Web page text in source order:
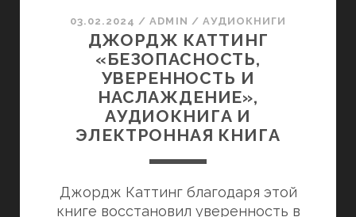
03.02.2024 /ADMIN / АУДИОКНИГИ
ДЖОРДЖ КАТТИНГ
«БЕЗОПАСНОСТЬ,
УВЕРЕННОСТЬ И
НАСЛАЖДЕНИЕ»,
АУДИОКНИГА И
ЭЛЕКТРОННАЯ КНИГА
Джордж Каттинг благодаря этой
книге восстановил уверенность в